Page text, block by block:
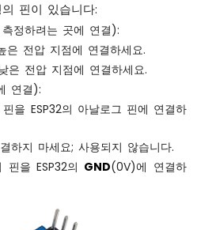
핀이 있습니다:
정하려는 곳에 연결):
은 전압 지점에 연결하세요.
은 전압 지점에 연결하세요.
연결):
을 ESP32의 아날로그 핀에 연결하
하지 마세요; 사용되지 않습니다.
을 ESP32의 GND(0V)에 연결하